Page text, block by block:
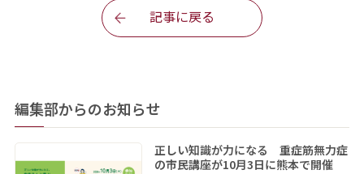
記事に戻る
編集部からのお知らせ
正しい知識が力になる 重症筋無力症
の市民講座が10月3日に熊本で開催